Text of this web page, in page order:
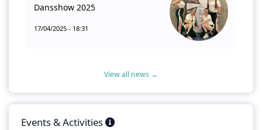
Dansshow 2025
17/04/2025 - 18:31
View all news →
Events & Activities